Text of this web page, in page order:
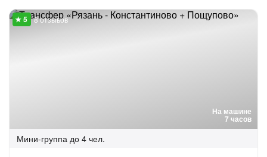
На машине
7 часов
8 отзывов
Мини-группа до 4 чел.